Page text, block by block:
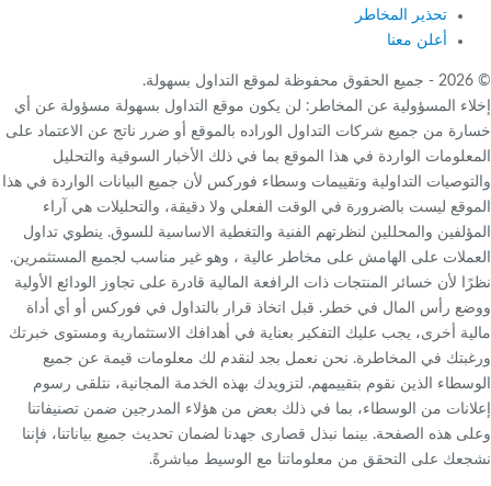
تحذير المخاطر
أعلن معنا
المسؤولية عن المخاطر: لن يكون موقع التداول بسهولة مسؤولة عن أي
من جميع شركات التداول الوراده بالموقع أو ضرر ناتج عن الاعتماد على
الواردة في هذا الموقع بما في ذلك الأخبار السوقية والتحليل
التداولية وتقييمات وسطاء فوركس لأن جميع البيانات الواردة في هذا
ليست بالضرورة في الوقت الفعلي ولا دقيقة، والتحليلات هي آراء
والمحللين لنظرتهم الفنية والتغطية الاساسية للسوق. ينطوي تداول
على الهامش على مخاطر عالية ، وهو غير مناسب لجميع المستثمرين.
لأن خسائر المنتجات ذات الرافعة المالية قادرة على تجاوز الودائع الأولية
رأس المال في خطر. قبل اتخاذ قرار بالتداول في فوركس أو أي أداة
أخرى، يجب عليك التفكير بعناية في أهدافك الاستثمارية ومستوى خبرتك
في المخاطرة. نحن نعمل بجد لنقدم لك معلومات قيمة عن جميع
الذين نقوم بتقييمهم. لتزويدك بهذه الخدمة المجانية، نتلقى رسوم
من الوسطاء، بما في ذلك بعض من هؤلاء المدرجين ضمن تصنيفاتنا
هذه الصفحة. بينما نبذل قصارى جهدنا لضمان تحديث جميع بياناتنا، فإننا
على التحقق من معلوماتنا مع الوسيط مباشرةً.